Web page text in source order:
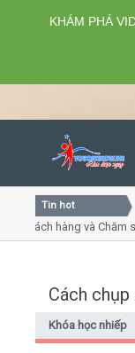
Close
Home
Giới thiệu
Tin hot
hàng và Chăm sóc
Cách
Khóa học nhiếp
KHÁM PHÁ